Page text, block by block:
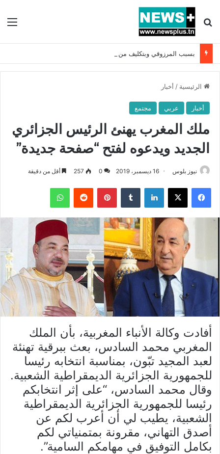
بحث عن
الرئيسية / أخبار
أخبار عربي مجتمع
ملك المغرب يهنئ الرئيس الجزائري
الجديد ويدعوه لفتح “صفحة جديدة”
نيوز بلوس 16 ديسمبر، 2019 0
257 أقل من دقيقة
فيسبوك X لينكدإن بينتيريست واتساب
أفادت وكالة الأنباء المغربية، بأن الملك
المغربي محمد السادس، بعث ببرقية تهنئة
لعبد المجيد تبّون، بمناسبة انتخابه رئيسا
للجمهورية الجزائرية الديمقراطية الشعبية.
وقال محمد السادس، “على إثر انتخابكم
رئيسا للجمهورية الجزائرية الديمقراطية
الشعبية، يطيب لي أن أعرب لكم عن
أصدق التهاني، مقرونة بمتمنياتي لكم
بكامل التوفيق في مهامكم السامية”.